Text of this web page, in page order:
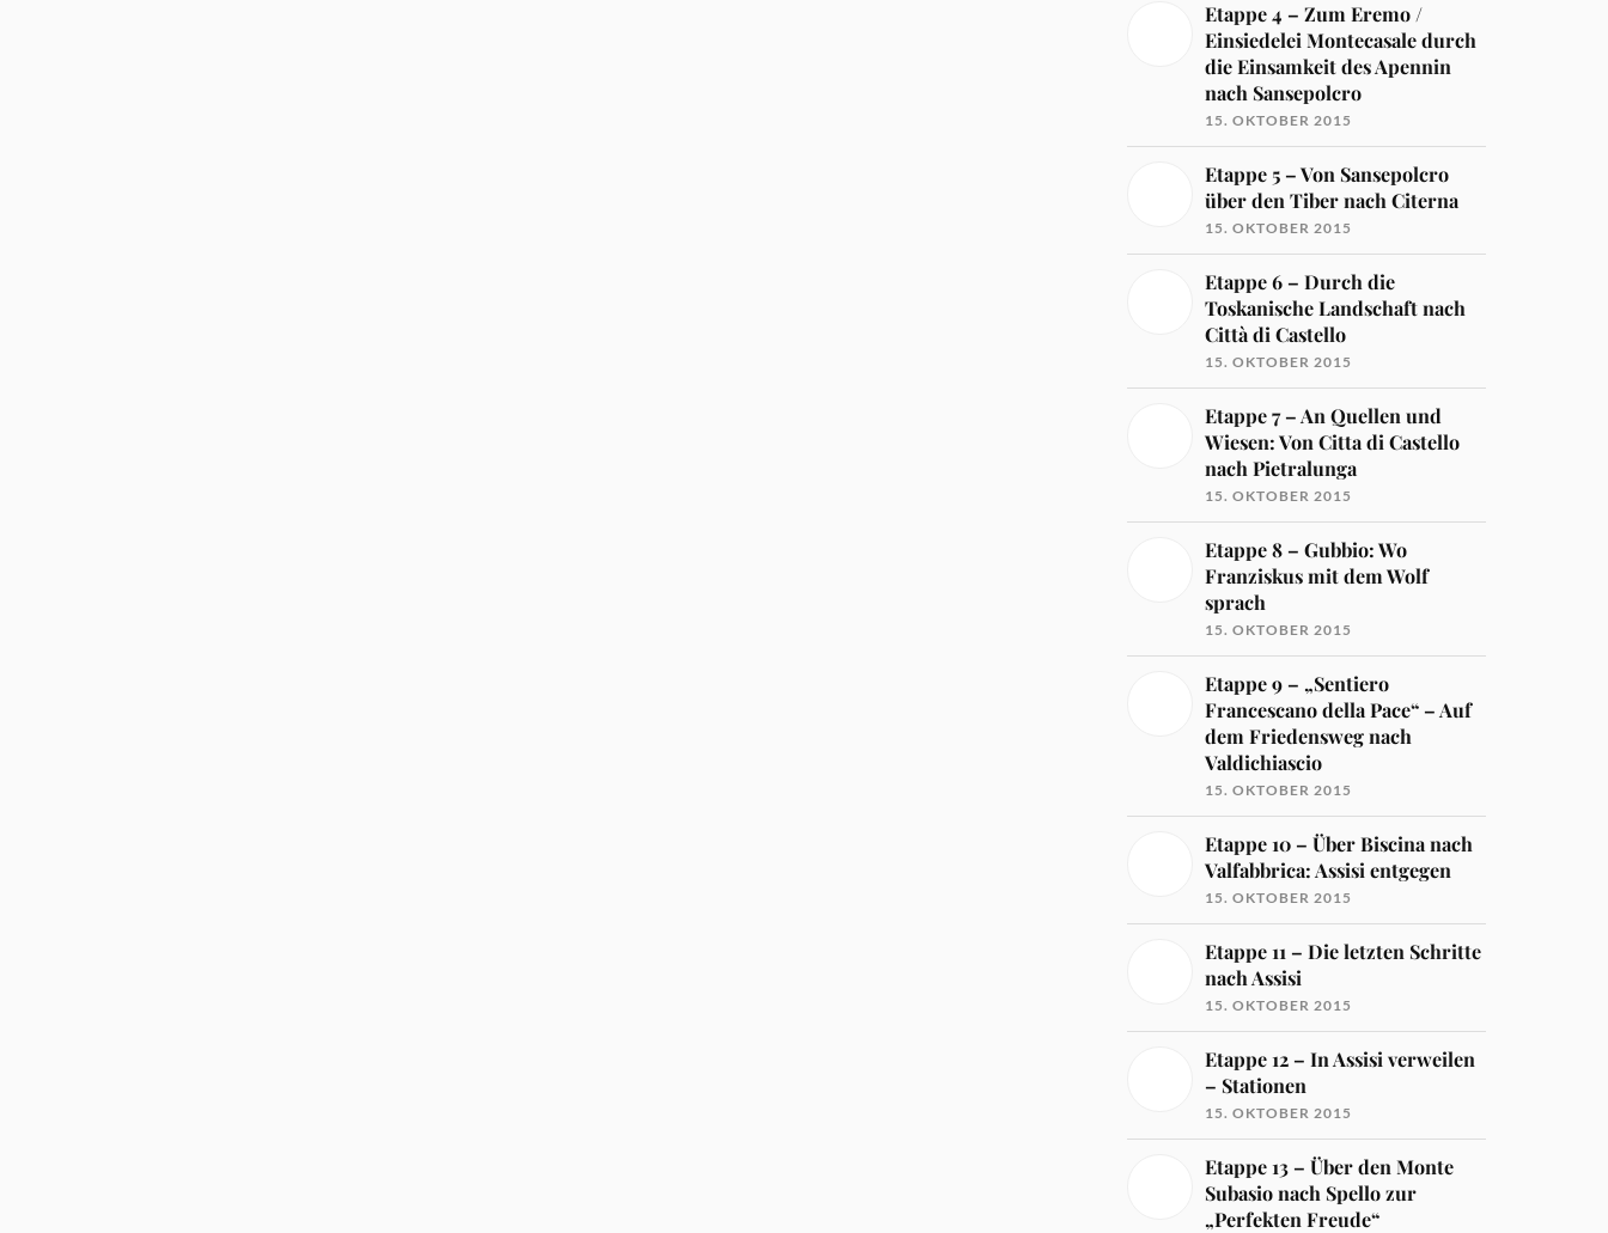
Etappe 4 – Zum Eremo /
Einsiedelei Montecasale durch
die Einsamkeit des Apennin
nach Sansepolcro
15. OKTOBER 2015
Etappe 5 – Von Sansepolcro
über den Tiber nach Citerna
15. OKTOBER 2015
Etappe 6 – Durch die
Toskanische Landschaft nach
Città di Castello
15. OKTOBER 2015
Etappe 7 – An Quellen und
Wiesen: Von Citta di Castello
nach Pietralunga
15. OKTOBER 2015
Etappe 8 – Gubbio: Wo
Franziskus mit dem Wolf
sprach
15. OKTOBER 2015
Etappe 9 – „Sentiero
Francescano della Pace“ – Auf
dem Friedensweg nach
Valdichiascio
15. OKTOBER 2015
Etappe 10 – Über Biscina nach
Valfabbrica: Assisi entgegen
15. OKTOBER 2015
Etappe 11 – Die letzten Schritte
nach Assisi
15. OKTOBER 2015
Etappe 12 – In Assisi verweilen
– Stationen
15. OKTOBER 2015
Etappe 13 – Über den Monte
Subasio nach Spello zur
„Perfekten Freude“